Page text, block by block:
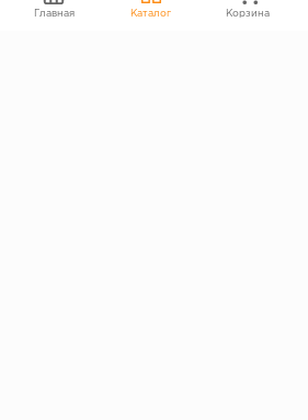
Контакты
Главная Каталог Корзина